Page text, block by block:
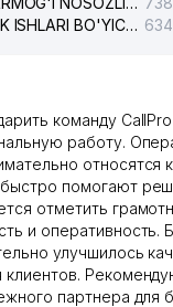
FUQAROLIK ISHLARI BO'YICHA UCH-TEPA TUMANI SUDI 634
команду
работу.
относятся
помогают
отметить
и оперативность.
улучшилось
клиентов.
партнера для